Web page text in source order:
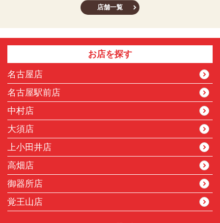
店舗一覧
お店を探す
名古屋店
名古屋駅前店
中村店
大須店
上小田井店
高畑店
御器所店
覚王山店